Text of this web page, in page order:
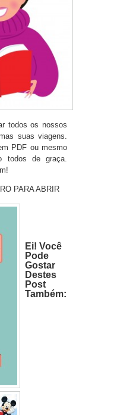
todos os nossos
suas viagens.
PDF ou mesmo
de graça.
PARA ABRIR
Ei! Você
Pode
Gostar
Destes
Post
Também: